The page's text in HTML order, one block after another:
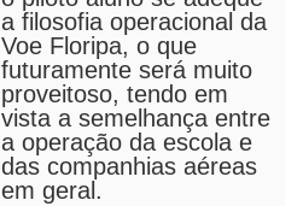
a filosofia operacional da
Voe Floripa, o que
futuramente será muito
proveitoso, tendo em
vista a semelhança entre
a operação da escola e
das companhias aéreas
em geral.